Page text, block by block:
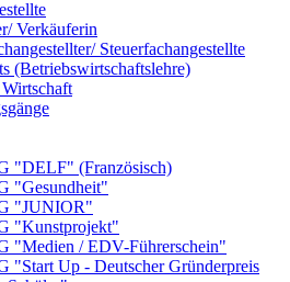
Verkäuferin
Steuerfachangestellte
(Betriebswirtschaftslehre)
"DELF" (Französisch)
"Gesundheit"
"JUNIOR"
"Kunstprojekt"
"Medien / EDV-Führerschein"
"Start Up - Deutscher Gründerpreis